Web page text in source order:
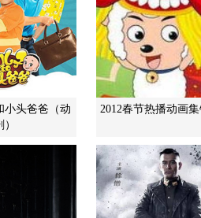
小头爸爸（动
2012春节热播动画